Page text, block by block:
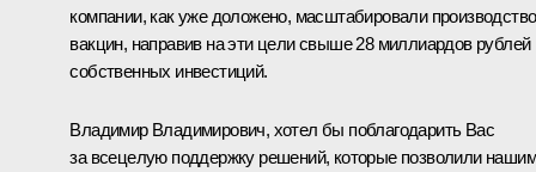
компании, как уже доложено, масштабировали производство
вакцин, направив на эти цели свыше 28 миллиардов рублей
собственных инвестиций.
Владимир Владимирович, хотел бы поблагодарить Вас
за всецелую поддержку решений, которые позволили нашим